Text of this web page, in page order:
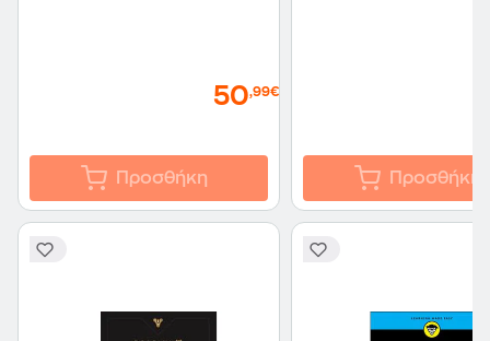
50,99€
Προσθήκη Προσθήκη